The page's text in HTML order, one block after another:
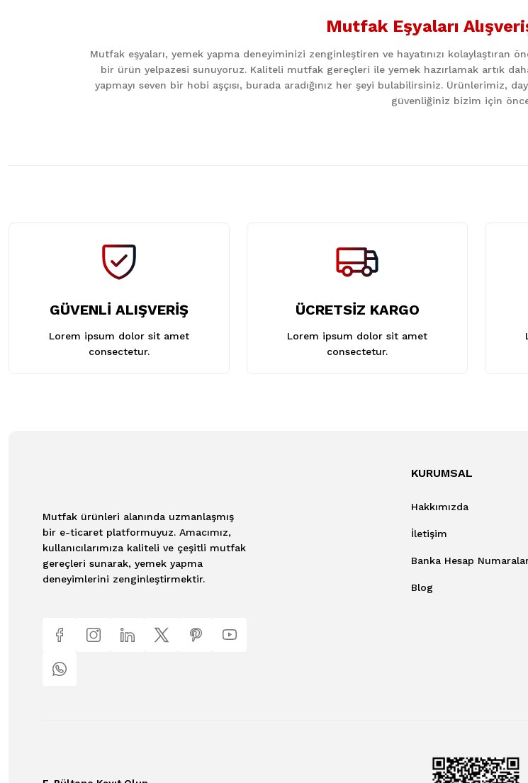
Yorum Yaz
Ürün bilgilerinde hatalar bulunuyor.
Ürün fiyatı diğer sitelerden daha pahalı.
Mutfak Eşyaları
Mutfak eşyaları, yemek yapma deneyiminizi zenginleştiren ve hayatınızı
bir ürün yelpazesi sunuyoruz. Kaliteli mutfak gereçleri ile yemek hazırlamak artık
yapmayı seven bir hobi aşçısı, burada aradığınız her şeyi bulabilirsiniz. Ürünlerimiz,
güvenliğiniz bizim için
GÜVENLİ ALIŞVERİŞ
Lorem ipsum dolor sit amet
consectetur.
ÜCRETSİZ KARGO
Lorem ipsum dolor sit amet
consectetur.
Mutfak ürünleri alanında uzmanlaşmış
bir e-ticaret platformuyuz. Amacımız,
kullanıcılarımıza kaliteli ve çeşitli mutfak
gereçleri sunarak, yemek yapma
deneyimlerini zenginleştirmektir.
KURUMSAL
Hakkımızda
İletişim
Banka Hesap
Blog